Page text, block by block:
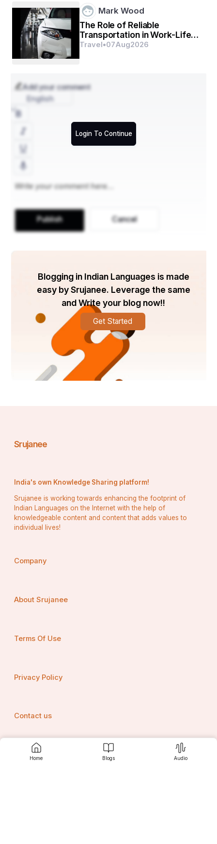
Home Blogs Audio
Mark Wood
The Role of Reliable
Transportation in Work-Life
Balance
Travel•07Aug2026
Add your comment
Login To Continue
English
Publish Cancel
Blogging in Indian Languages is made
easy by Srujanee. Leverage the same
and Write your blog now!!
Get Started
Srujanee
India's own Knowledge Sharing platform!
Srujanee is working towards enhancing the footprint of
Indian Languages on the Internet with the help of
knowledgeable content and content that adds values to
individual lives!
Company
About Srujanee
Terms Of Use
Privacy Policy
Contact us
Srujanee